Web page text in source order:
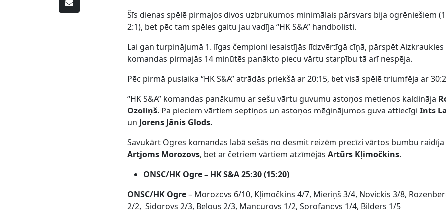
Šīs dienas spēlē pirmajos divos uzbrukumos minimālais pārsvars bija ogrēniešiem
2:1), bet pēc tam spēles gaitu jau vadīja “HK S&A” handbolisti.
Lai gan turpinājumā 1. līgas čempioni iesaistījās līdzvērtīgā cīņā, pārspēt Aizkraukles
komandas pirmajās 14 minūtēs panākto piecu vārtu starpību tā arī nespēja.
Pēc pirmā puslaika “HK S&A” atrādās priekšā ar 20:15, bet visā spēlē triumfēja ar
“HK S&A” komandas panākumu ar sešu vārtu guvumu astoņos metienos kaldināja
Ozoliņš. Pa pieciem vārtiem septiņos un astoņos mēģinājumos guva attiecīgiInts
un Jorens Jānis Glods.
Savukārt Ogres komandas labā sešās no desmit reizēm precīzi vārtos bumbu raidīja
Artjoms Morozovs, bet ar četriem vārtiem atzīmējāsArtūrs Kļimočkins.
ONSC/HK Ogre – HK S&A 25:30 (15:20)
ONSC/HK Ogre– Morozovs 6/10, Kļimočkins 4/7, Mieriņš 3/4, Novickis 3/8,
2/2, Sidorovs 2/3, Belous 2/3, Mancurovs 1/2, Sorofanovs 1/4, Bilders 1/5